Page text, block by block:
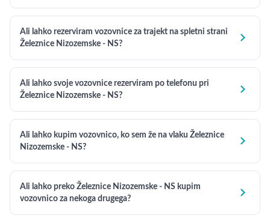
Ali lahko rezerviram vozovnice za trajekt na spletni strani
Železnice Nizozemske - NS?

Ali lahko svoje vozovnice rezerviram po telefonu pri
Železnice Nizozemske - NS?

Ali lahko kupim vozovnico, ko sem že na vlaku Železnice
Nizozemske - NS?

Ali lahko preko Železnice Nizozemske - NS kupim
vozovnico za nekoga drugega?
